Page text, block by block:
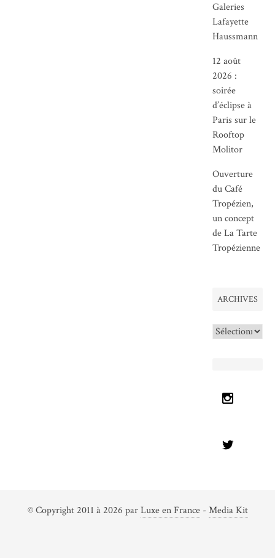
Galeries
Lafayette
Haussmann
12 août
2026 :
soirée
d’éclipse à
Paris sur le
Rooftop
Molitor
Ouverture
du Café
Tropézien,
un concept
de La Tarte
Tropézienne
ARCHIVES
Archives
© Copyright 2011 à 2026 parLuxe en France- Media Kit